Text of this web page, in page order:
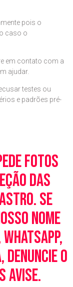
pois o
caso o
em contato com a
ajudar.
testes ou
e padrões pré-
fotos
das
Se
nome
o
avise.